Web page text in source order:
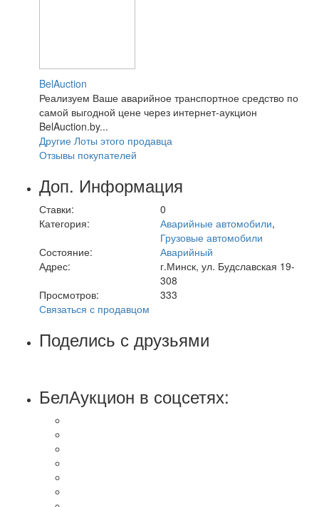
BelAuction
Реализуем Ваше аварийное транспортное средство по
самой выгодной цене через интернет-аукцион
BelAuction.by...
Другие Лоты этого продавца
Отзывы покупателей
Доп. Информация
Ставки:
0
Категория:
Аварийные автомобили,
Грузовые автомобили
Состояние:
Аварийный
Адрес:
г.Минск, ул. Будславская 19-
308
Просмотров:
333
Связаться с продавцом
Поделись с друзьями
БелАукцион в соцсетях: